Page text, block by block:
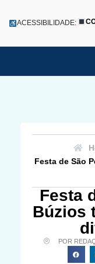
para
ACESSIBILIDADE:
Festa de São
Festa
Búzios
POR